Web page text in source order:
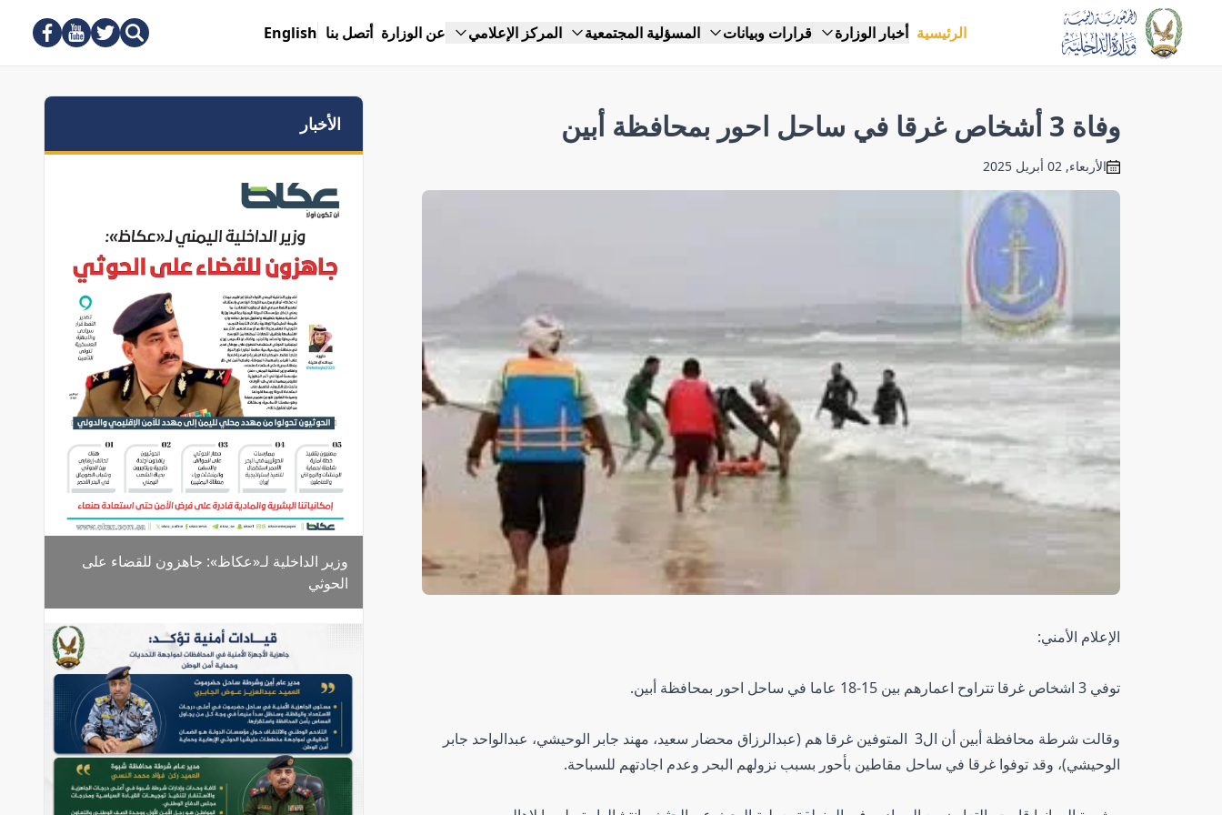
الرئيسية أخبار الوزارة قرارات وبيانات المسؤلية المجتمعية المركز الإعلامي عن الوزارة أتصل بنا English
وفاة 3 أشخاص غرقا في ساحل احور بمحافظة أبين
الأربعاء, 02 أبريل 2025
الإعلام الأمني:
توفي 3 اشخاص غرقا تتراوح اعمارهم بين 15-18 عاما في ساحل احور بمحافظة أبين.
وقالت شرطة محافظة أبين أن ال3 المتوفين غرقا هم (عبدالرزاق محضار سعيد، مهند جابر الوحيشي، عبدالواحد جابر
الوحيشي)، وقد توفوا غرقا في ساحل مقاطين بأحور بسبب نزولهم البحر وعدم اجادتهم للسباحة.
الأخبار
وزير الداخلية لـ«عكاظ»: جاهزون للقضاء على
الحوثي